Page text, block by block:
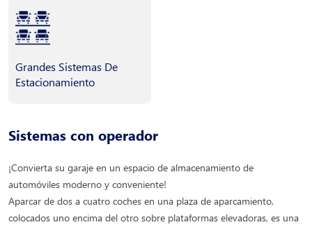
Grandes Sistemas De
Estacionamiento
Sistemas con operador
¡Convierta su garaje en un espacio de almacenamiento de
automóviles moderno y conveniente!
Aparcar de dos a cuatro coches en una plaza de aparcamiento,
colocados uno encima del otro sobre plataformas elevadoras, es una